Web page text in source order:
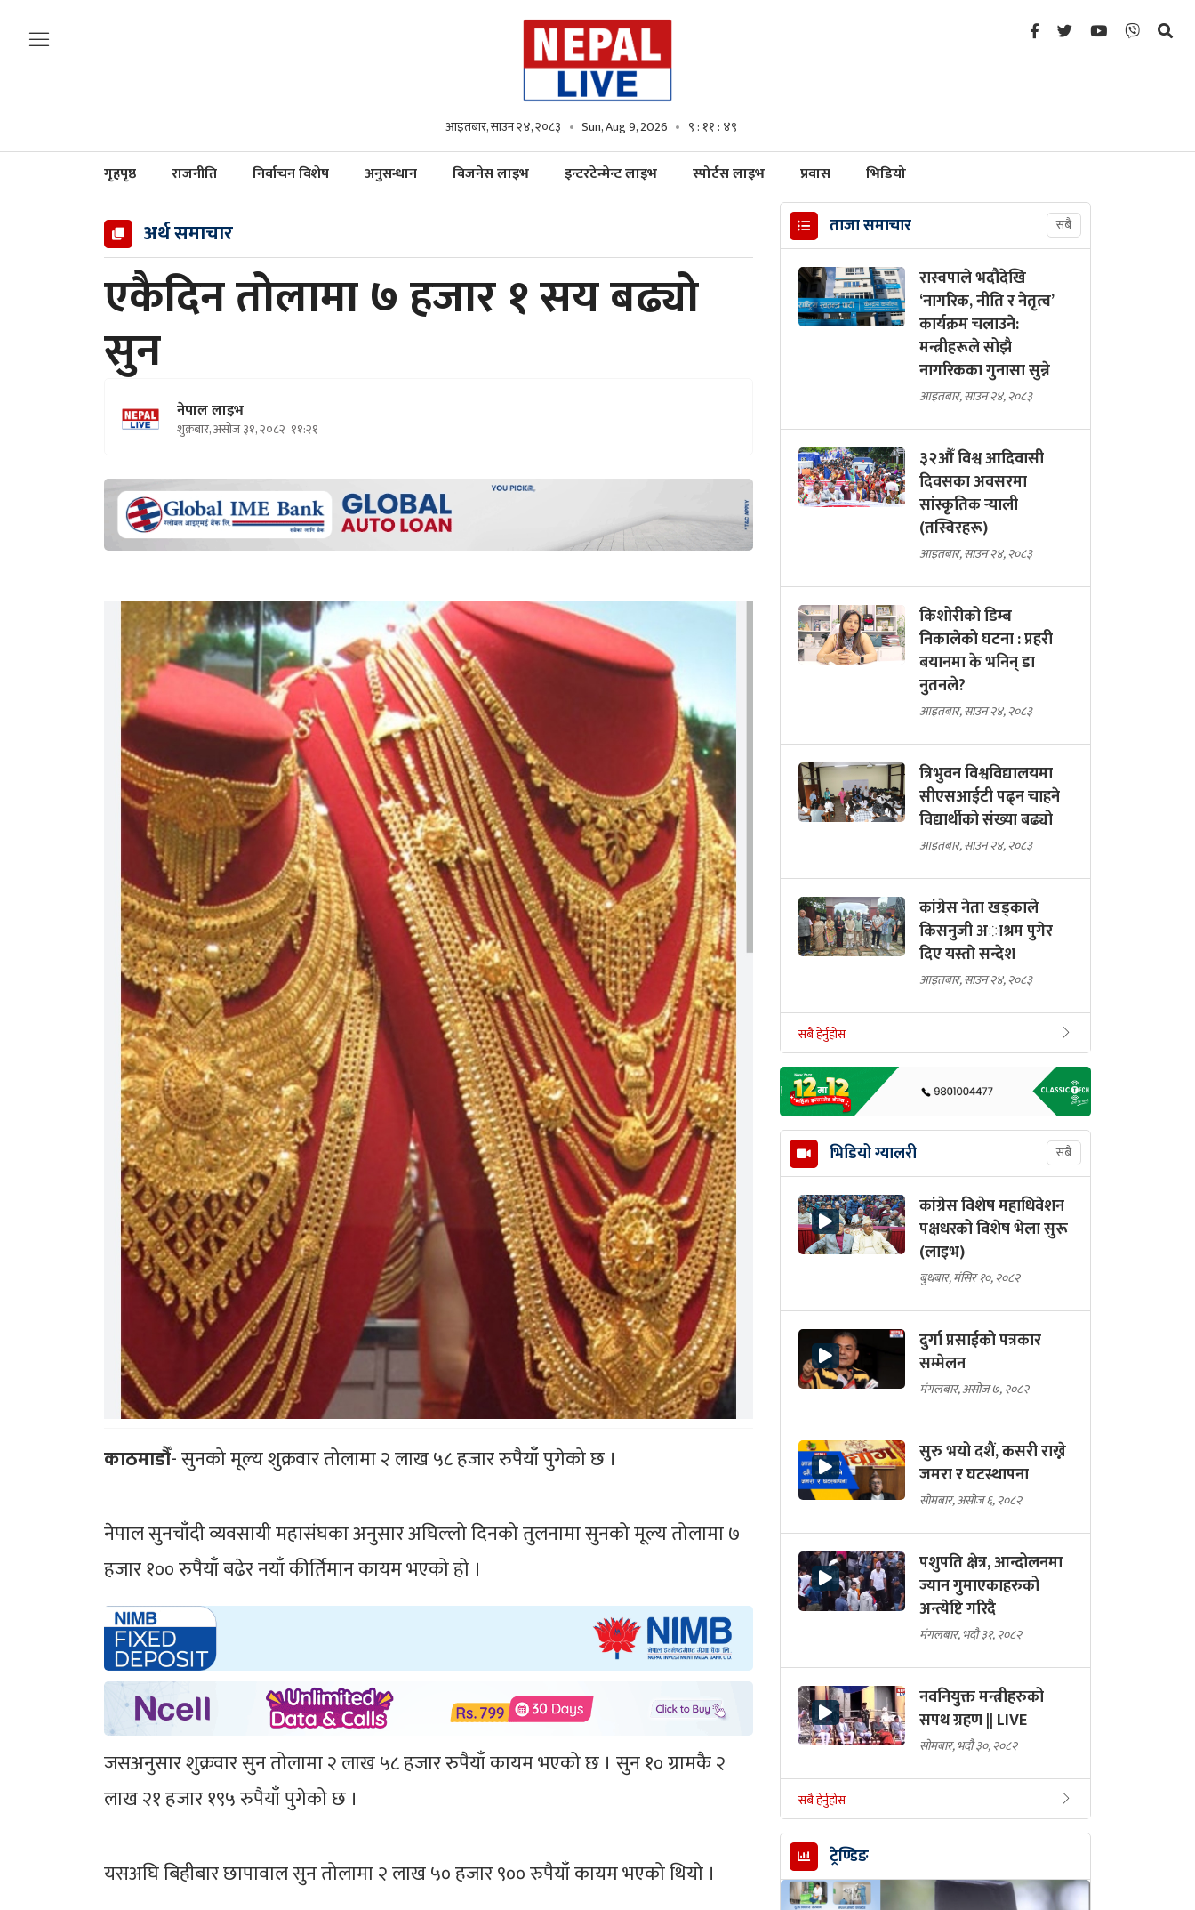
आइतबार, साउन २४, २०८३ Sun, Aug 9, 2026 ९ : ११ : ५०
गृहपृष्ठ राजनीति निर्वाचन विशेष अनुसन्धान बिजनेस लाइभ इन्टरटेन्मेन्ट लाइभ स्पोर्टस लाइभ प्रवास भिडियो
अर्थ समाचार
एकैदिन तोलामा ७ हजार १ सय बढ्यो
सुन
नेपाल लाइभ
शुक्रबार, असोज ३१, २०८२ ११:२१
काठमाडौँ- सुनको मूल्य शुक्रवार तोलामा २ लाख ५८ हजार रुपैयाँ पुगेको छ ।
नेपाल सुनचाँदी व्यवसायी महासंघका अनुसार अघिल्लो दिनको तुलनामा सुनको मूल्य तोलामा ७
हजार १०० रुपैयाँ बढेर नयाँ कीर्तिमान कायम भएको हो ।
जसअनुसार शुक्रवार सुन तोलामा २ लाख ५८ हजार रुपैयाँ कायम भएको छ । सुन १० ग्रामकै २
लाख २१ हजार १९५ रुपैयाँ पुगेको छ ।
यसअघि बिहीबार छापावाल सुन तोलामा २ लाख ५० हजार ९०० रुपैयाँ कायम भएको थियो ।
ताजा समाचार सबै
रास्वपाले भदौदेखि
‘नागरिक, नीति र नेतृत्व’
कार्यक्रम चलाउने:
मन्त्रीहरूले सोझै
नागरिकका गुनासा सुन्ने
आइतबार, साउन २४, २०८३
३२औँ विश्व आदिवासी
दिवसका अवसरमा
सांस्कृतिक र्‍याली
(तस्विरहरू)
आइतबार, साउन २४, २०८३
किशोरीको डिम्ब
निकालेको घटना : प्रहरी
बयानमा के भनिन् डा
नुतनले?
आइतबार, साउन २४, २०८३
त्रिभुवन विश्वविद्यालयमा
सीएसआईटी पढ्न चाहने
विद्यार्थीको संख्या बढ्यो
आइतबार, साउन २४, २०८३
कांग्रेस नेता खड्काले
किसनुजी अाश्रम पुगेर
दिए यस्ताे सन्देश
आइतबार, साउन २४, २०८३
सबै हेर्नुहोस
भिडियो ग्यालरी सबै
कांग्रेस विशेष महाधिवेशन
पक्षधरको विशेष भेला सुरू
(लाइभ)
बुधबार, मंसिर १०, २०८२
दुर्गा प्रसाईको पत्रकार
सम्मेलन
मंगलबार, असोज ७, २०८२
सुरु भयो दशैं, कसरी राख्ने
जमरा र घटस्थापना
सोमबार, असोज ६, २०८२
पशुपति क्षेत्र, आन्दोलनमा
ज्यान गुमाएकाहरुको
अन्त्येष्टि गरिदै
मंगलबार, भदौ ३१, २०८२
नवनियुक्त मन्त्रीहरुको
सपथ ग्रहण || LIVE
सोमबार, भदौ ३०, २०८२
सबै हेर्नुहोस
ट्रेण्डिङ